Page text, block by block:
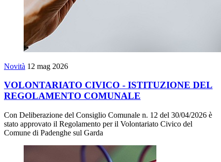
Novità 12 mag 2026
VOLONTARIATO CIVICO - ISTITUZIONE DEL
REGOLAMENTO COMUNALE
Con Deliberazione del Consiglio Comunale n. 12 del 30/04/2026 è
stato approvato il Regolamento per il Volontariato Civico del
Comune di Padenghe sul Garda